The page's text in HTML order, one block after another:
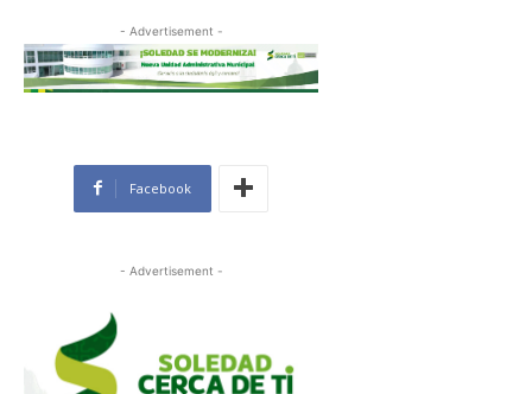
- Advertisement -
Facebook
- Advertisement -